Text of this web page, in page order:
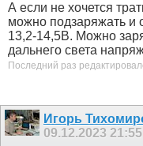
А если не хочется
можно подзаряжать и
13,2-14,5В. Можно
дальнего света
Последний раз
Игорь
09.12.2023 21:55